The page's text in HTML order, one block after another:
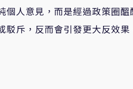
人意見，而是經過政策圈
斥，反而會引發更大反效